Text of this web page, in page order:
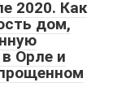
2020. Как
дом,
Орле и